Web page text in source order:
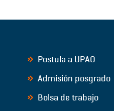
Postula a UPAO
Admisión posgrado
Bolsa de trabajo